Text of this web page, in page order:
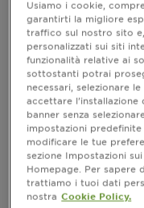
tra una tinta con
non solo il colore
dei tuoi capelli.
È importante
due tipi di
adatta alle tue
Meglio tinta
Dipende!
In generale,
Usiamo i cookie,
garantirti la migliore
traffico sul nostro sito
personalizzati sui siti
funzionalità relative ai
sottostanti potrai
necessari, selezionare
accettare
banner senza
impostazioni
modificare le tue
sezione Impostazioni
Homepage. Per sapere
trattiamo i tuoi dati
nostra Cookie Policy.